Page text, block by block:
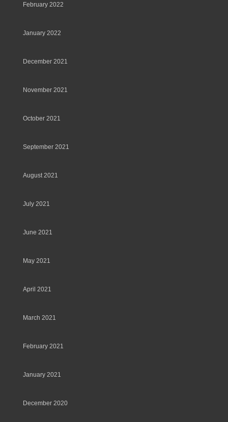
February 2022
January 2022
December 2021
November 2021
October 2021
September 2021
August 2021
July 2021
June 2021
May 2021
April 2021
March 2021
February 2021
January 2021
December 2020